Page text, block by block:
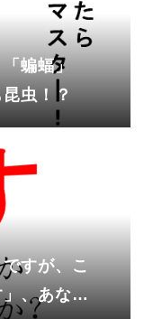
蝙蝠」
虫！？
すが、こ
、あなた